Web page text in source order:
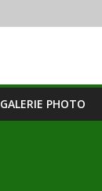
GALERIE PHOTO